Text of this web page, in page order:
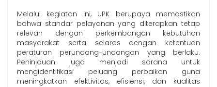
Melalui kegiatan ini, UPK berupaya memastikan
bahwa standar pelayanan yang diterapkan tetap
relevan dengan perkembangan kebutuhan
masyarakat serta selaras dengan ketentuan
peraturan perundang-undangan yang berlaku.
Peninjauan juga menjadi sarana untuk
mengidentifikasi peluang perbaikan guna
meningkatkan efektivitas, efisiensi, dan kualitas